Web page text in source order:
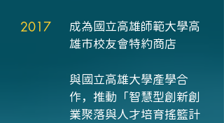
2017
成為國立高雄師範大學高
雄市校友會特約商店
與國立高雄大學產學合
作，推動「智慧型創新創
業聚落與人才培育搖籃計